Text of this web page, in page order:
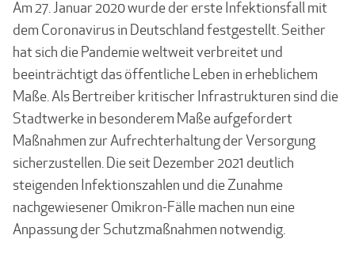
Am 27. Januar 2020 wurde der erste Infektionsfall mit
dem Coronavirus in Deutschland festgestellt. Seither
hat sich die Pandemie weltweit verbreitet und
beeinträchtigt das öffentliche Leben in erheblichem
Maße. Als Bertreiber kritischer Infrastrukturen sind die
Stadtwerke in besonderem Maße aufgefordert
Maßnahmen zur Aufrechterhaltung der Versorgung
sicherzustellen. Die seit Dezember 2021 deutlich
steigenden Infektionszahlen und die Zunahme
nachgewiesener Omikron-Fälle machen nun eine
Anpassung der Schutzmaßnahmen notwendig.